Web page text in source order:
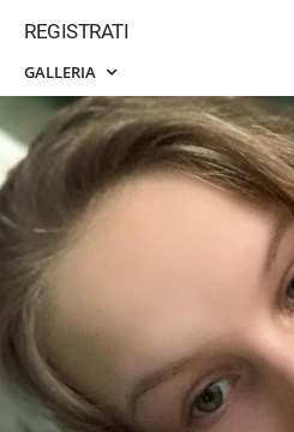
REGISTRATI
GALLERIA